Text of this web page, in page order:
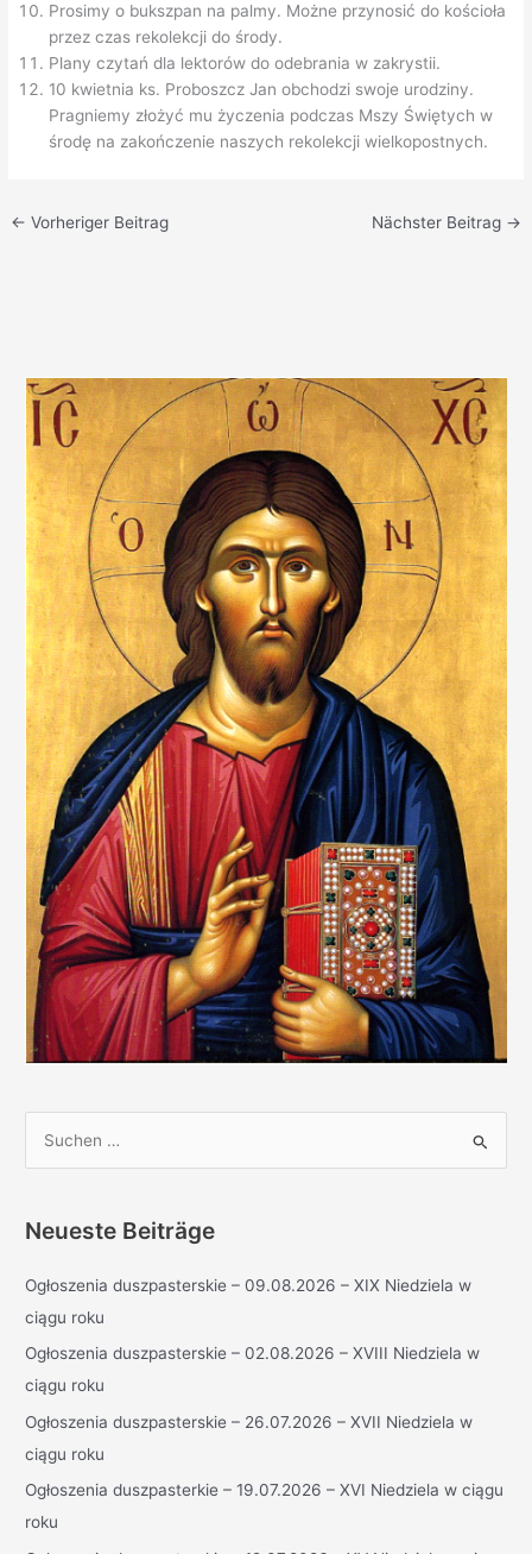
Prosimy o bukszpan na palmy. Możne przynosić do kościoła
przez czas rekolekcji do środy.
Plany czytań dla lektorów do odebrania w zakrystii.
10 kwietnia ks. Proboszcz Jan obchodzi swoje urodziny.
Pragniemy złożyć mu życzenia podczas Mszy Świętych w
środę na zakończenie naszych rekolekcji wielkopostnych.
← Vorheriger Beitrag Nächster Beitrag →
h
n
n
a
c
h
:
Neueste Beiträge
Ogłoszenia duszpasterskie – 09.08.2026 – XIX Niedziela w
ciągu roku
Ogłoszenia duszpasterskie – 02.08.2026 – XVIII Niedziela w
ciągu roku
Ogłoszenia duszpasterskie – 26.07.2026 – XVII Niedziela w
ciągu roku
Ogłoszenia duszpasterkie – 19.07.2026 – XVI Niedziela w ciągu
roku